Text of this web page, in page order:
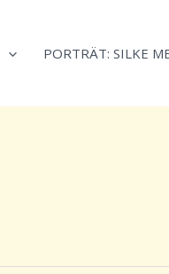
PORTRÄT: SILKE
sich
reduzieren
durchscrollen!